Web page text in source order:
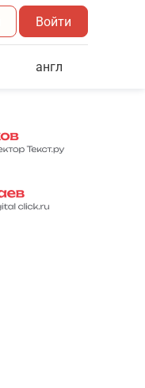
Войти
англ